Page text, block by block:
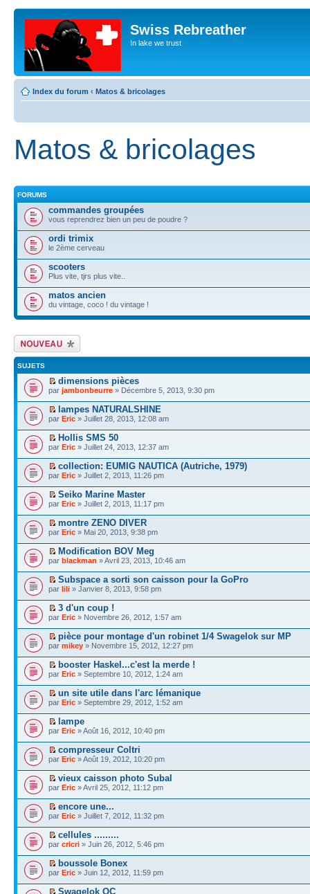
Swiss Rebreather
In lake we trust
Index du forum ‹ Matos & bricolages
Matos & bricolages
FORUMS
commandes groupées
vous reprendrez bien un peu de poudre ?
ordi trimix
le 2ème cerveau
scooters
Plus vite, tjrs plus vite..
matos ancien
du vintage, coco ! du vintage !
Écrire un nouveau
sujet
SUJETS
dimensions pièces
par jambonbeurre » Décembre 5, 2013, 9:30 pm
lampes NATURALSHINE
par Eric » Juillet 28, 2013, 12:08 am
Hollis SMS 50
par Eric » Juillet 24, 2013, 12:37 am
collection: EUMIG NAUTICA (Autriche, 1979)
par Eric » Juillet 2, 2013, 11:26 pm
Seiko Marine Master
par Eric » Juillet 2, 2013, 11:17 pm
montre ZENO DIVER
par Eric » Mai 20, 2013, 9:38 pm
Modification BOV Meg
par blackman » Avril 23, 2013, 10:46 am
Subspace a sorti son caisson pour la GoPro
par lili » Janvier 8, 2013, 9:58 pm
3 d'un coup !
par Eric » Novembre 26, 2012, 1:57 am
pièce pour montage d'un robinet 1/4 Swagelok sur MP
par mikey » Novembre 15, 2012, 12:27 pm
booster Haskel...c'est la merde !
par Eric » Septembre 10, 2012, 1:24 am
un site utile dans l'arc lémanique
par Eric » Septembre 29, 2012, 1:52 am
lampe
par Eric » Août 16, 2012, 10:40 pm
compresseur Coltri
par Eric » Août 19, 2012, 10:20 pm
vieux caisson photo Subal
par Eric » Avril 25, 2012, 11:12 pm
encore une...
par Eric » Juillet 7, 2012, 11:32 pm
cellules .........
par cricri » Juin 26, 2012, 5:46 pm
boussole Bonex
par Eric » Juin 12, 2012, 11:59 pm
Swagelok QC